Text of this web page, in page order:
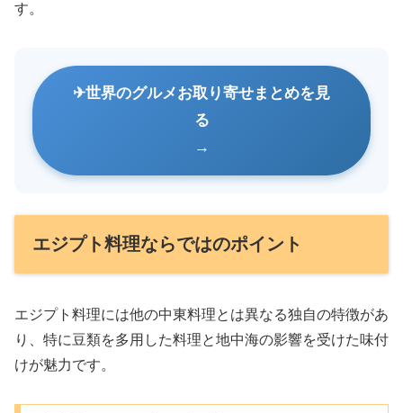
す。
世界のグルメお取り寄せまとめを見
る
エジプト料理ならではのポイント
エジプト料理には他の中東料理とは異なる独自の特徴があ
り、特に豆類を多用した料理と地中海の影響を受けた味付
けが魅力です。